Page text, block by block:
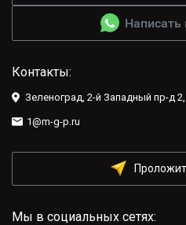
Написать
Контакты:
Зеленоград, 2-й Западный пр-д
1@m-g-p.ru
Мы в социальных сетях: